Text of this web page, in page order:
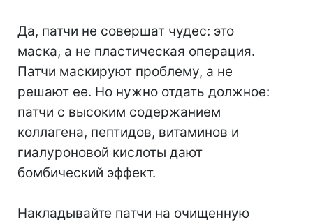
Да, патчи не совершат чудес: это
маска, а не пластическая операция.
Патчи маскируют проблему, а не
решают ее. Но нужно отдать должное:
патчи с высоким содержанием
коллагена, пептидов, витаминов и
гиалуроновой кислоты дают
бомбический эффект.
Накладывайте патчи на очищенную